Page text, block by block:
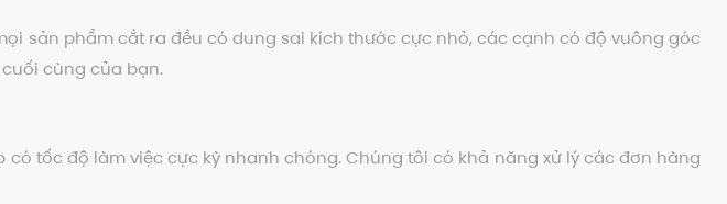
sản phẩm cắt ra đều có dung sai kích thước cực nhỏ, các cạnh có độ vuông góc
cùng của bạn.
tốc độ làm việc cực kỳ nhanh chóng. Chúng tôi có khả năng xử lý các đơn hàng